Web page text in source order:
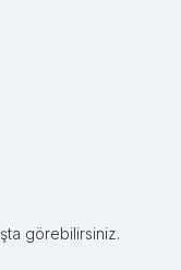
görebilirsiniz.